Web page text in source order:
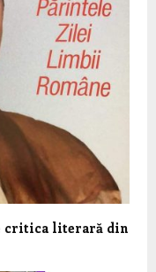
critica literară din